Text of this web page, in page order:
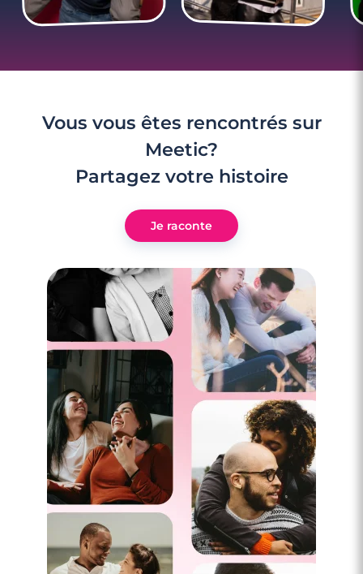
Premiers échanges : 5 questions pour qu’il
vous remarque
Vous vous êtes rencontrés sur
Meetic?
Partagez votre histoire
Je raconte